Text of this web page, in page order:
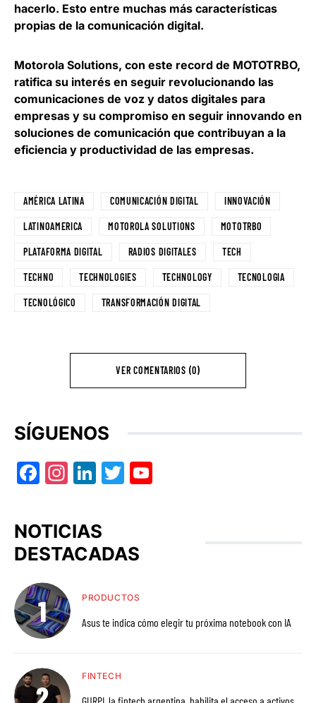
hacerlo. Esto entre muchas más características
propias de la comunicación digital.
Motorola Solutions, con este record de MOTOTRBO,
ratifica su interés en seguir revolucionando las
comunicaciones de voz y datos digitales para
empresas y su compromiso en seguir innovando en
soluciones de comunicación que contribuyan a la
eficiencia y productividad de las empresas.
AMÉRICA LATINA COMUNICACIÓN DIGITAL INNOVACIÓN
LATINOAMERICA MOTOROLA SOLUTIONS MOTOTRBO
PLATAFORMA DIGITAL RADIOS DIGITALES TECH
TECHNO TECHNOLOGIES TECHNOLOGY TECNOLOGIA
TECNOLÓGICO TRANSFORMACIÓN DIGITAL
VER COMENTARIOS (0)
SÍGUENOS
Facebook
Instagram
LinkedIn
Twitter
NOTICIAS
DESTACADAS
PRODUCTOS
Asus te indica cómo elegir tu próxima notebook con IA
FINTECH